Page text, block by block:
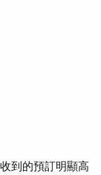
到的預訂明顯高